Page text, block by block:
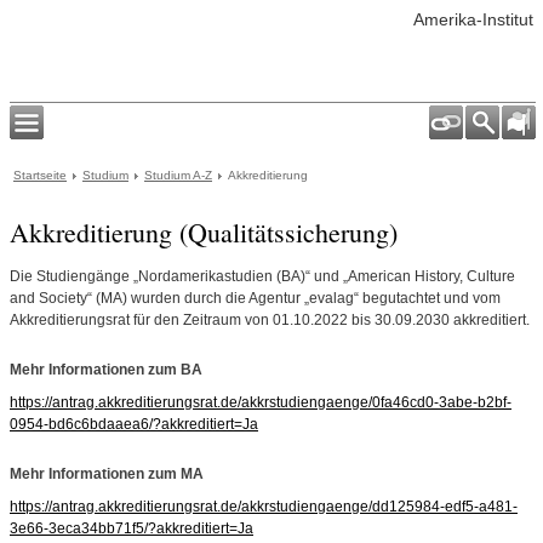
Amerika-Institut
Startseite Studium Studium A-Z Akkreditierung
Akkreditierung (Qualitätssicherung)
Die Studiengänge „Nordamerikastudien (BA)“ und „American History, Culture
and Society“ (MA) wurden durch die Agentur „evalag“ begutachtet und vom
Akkreditierungsrat für den Zeitraum von 01.10.2022 bis 30.09.2030 akkreditiert.
Mehr Informationen zum BA
https://antrag.akkreditierungsrat.de/akkrstudiengaenge/0fa46cd0-3abe-b2bf-
0954-bd6c6bdaaea6/?akkreditiert=Ja
Mehr Informationen zum MA
https://antrag.akkreditierungsrat.de/akkrstudiengaenge/dd125984-edf5-a481-
3e66-3eca34bb71f5/?akkreditiert=Ja